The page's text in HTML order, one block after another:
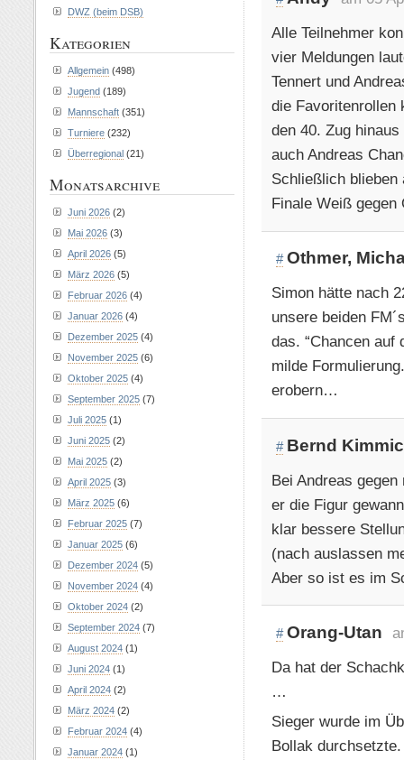
Alle Teilnehmer
vier Meldungen
Tennert und
die Favoritenrollen
den 40. Zug
auch Andreas
Schließlich blieben
Finale Weiß gegen
# Othmer,
Simon hätte nach
unsere beiden
das. “Chancen auf
milde
erobern…
# Bernd
Bei Andreas
er die Figur
klar bessere
(nach auslassen
Aber so ist es im
# Orang-Utan
Da hat der
…
Sieger wurde im
Bollak durchsetzte.
DWZ (beim DSB)
Kategorien
Allgemein (498)
Jugend (189)
Mannschaft (351)
Turniere (232)
Überregional (21)
Monatsarchive
Juni 2026 (2)
Mai 2026 (3)
April 2026 (5)
März 2026 (5)
Februar 2026 (4)
Januar 2026 (4)
Dezember 2025 (4)
November 2025 (6)
Oktober 2025 (4)
September 2025 (7)
Juli 2025 (1)
Juni 2025 (2)
Mai 2025 (2)
April 2025 (3)
März 2025 (6)
Februar 2025 (7)
Januar 2025 (6)
Dezember 2024 (5)
November 2024 (4)
Oktober 2024 (2)
September 2024 (7)
August 2024 (1)
Juni 2024 (1)
April 2024 (2)
März 2024 (2)
Februar 2024 (4)
Januar 2024 (1)